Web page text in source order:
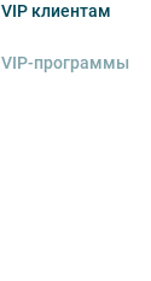
VIP клиентам
VIP-программы